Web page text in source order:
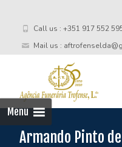
Call us : +351 917 552
Mail us :
Menu
Armando Pinto